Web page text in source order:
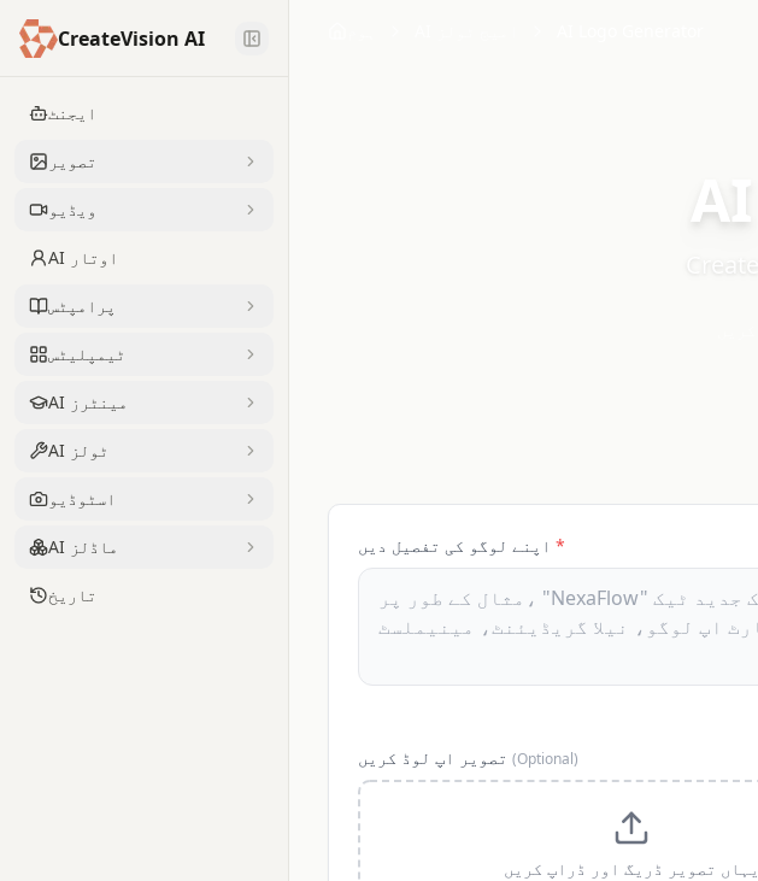
CreateVision AI
ایجنٹ
تصویر
ویڈیو
AI اوتار
پرامپٹس
ٹیمپلیٹس
AI مینٹرز
AI ٹولز
اسٹوڈیو
AI ماڈلز
تاریخ
اپنے لوگو کی تفصیل دیں *
تصویر اپ لوڈ کریں (Optional)
یہاں تصویر ڈریگ اور ڈراپ کریں